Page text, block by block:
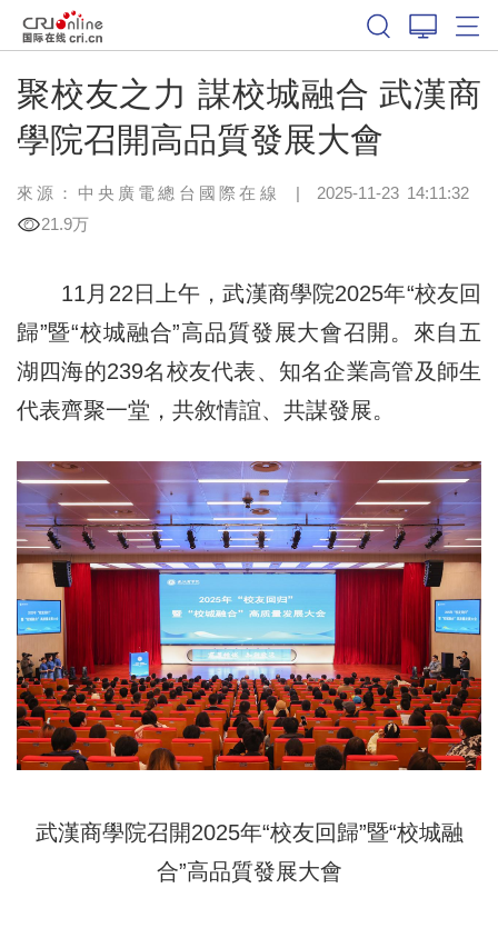
聚校友之力 謀校城融合 武漢商
學院召開高品質發展大會
來源：中央廣電總台國際在線 | 2025-11-23 14:11:32
21.9万
11月22日上午，武漢商學院2025年“校友回
歸”暨“校城融合”高品質發展大會召開。來自五
湖四海的239名校友代表、知名企業高管及師生
代表齊聚一堂，共敘情誼、共謀發展。
武漢商學院召開2025年“校友回歸”暨“校城融
合”高品質發展大會